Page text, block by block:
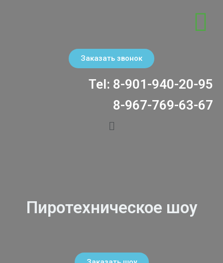
Заказать звонок
Tel: 8-901-940-20-95
8-967-769-63-67
Пиротехническое шоу